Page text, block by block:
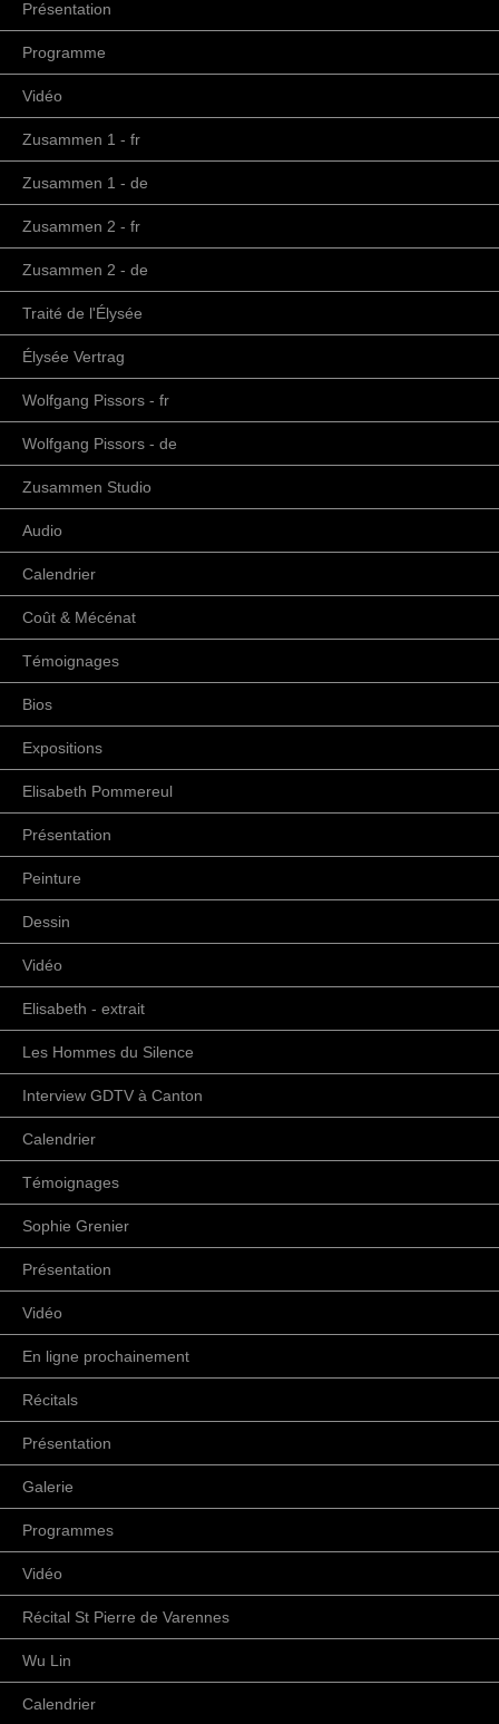
Présentation
Programme
Vidéo
Zusammen 1 - fr
Zusammen 1 - de
Zusammen 2 - fr
Zusammen 2 - de
Traité de l'Élysée
Élysée Vertrag
Wolfgang Pissors - fr
Wolfgang Pissors - de
Zusammen Studio
Audio
Calendrier
Coût & Mécénat
Témoignages
Bios
Expositions
Elisabeth Pommereul
Présentation
Peinture
Dessin
Vidéo
Elisabeth - extrait
Les Hommes du Silence
Interview GDTV à Canton
Calendrier
Témoignages
Sophie Grenier
Présentation
Vidéo
En ligne prochainement
Récitals
Présentation
Galerie
Programmes
Vidéo
Récital St Pierre de Varennes
Wu Lin
Calendrier